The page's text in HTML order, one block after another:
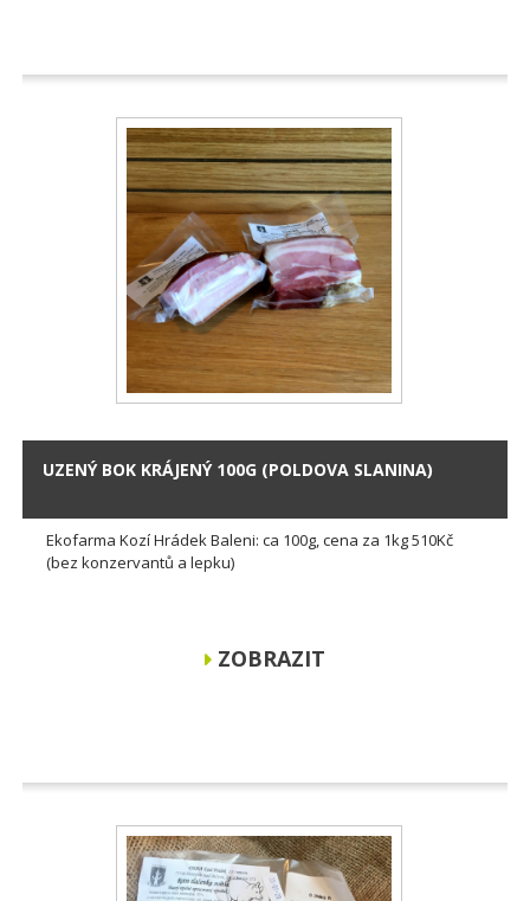
UZENÝ BOK KRÁJENÝ 100G (POLDOVA SLANINA)
Ekofarma Kozí Hrádek Baleni: ca 100g, cena za 1kg 510Kč
(bez konzervantů a lepku)
ZOBRAZIT